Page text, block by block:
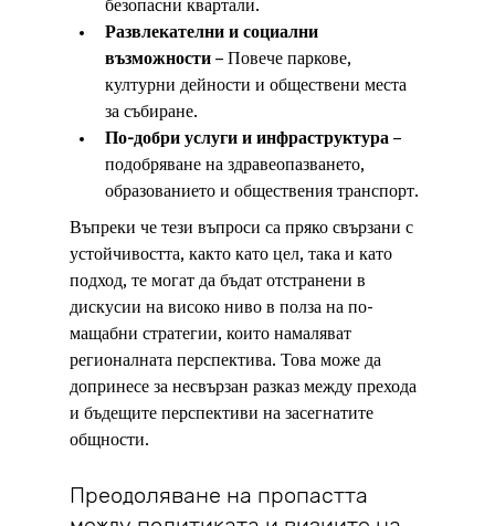
безопасни квартали.
Развлекателни и социални
възможности – Повече паркове,
културни дейности и обществени места
за събиране.
По-добри услуги и инфраструктура –
подобряване на здравеопазването,
образованието и обществения транспорт.
Въпреки че тези въпроси са пряко свързани с
устойчивостта, както като цел, така и като
подход, те могат да бъдат отстранени в
дискусии на високо ниво в полза на по-
мащабни стратегии, които намаляват
регионалната перспектива. Това може да
допринесе за несвързан разказ между прехода
и бъдещите перспективи на засегнатите
общности.
Преодоляване на пропастта